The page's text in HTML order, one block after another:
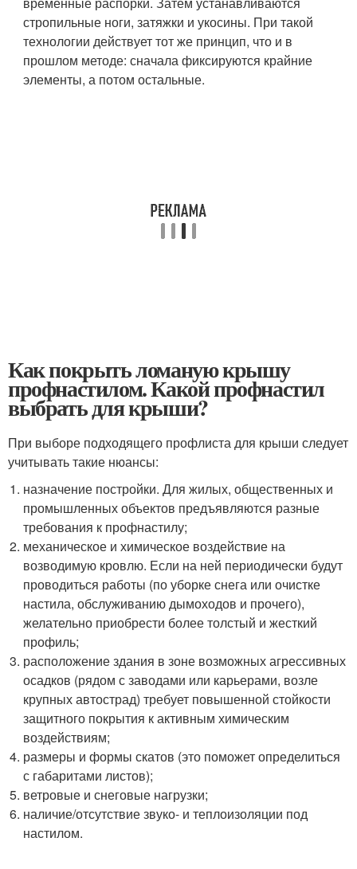
стропильные ноги, затяжки и укосины. При такой
технологии действует тот же принцип, что и в
прошлом методе: сначала фиксируются крайние
элементы, а потом остальные.
Как покрыть ломаную крышу
профнастилом. Какой профнастил
выбрать для крыши?
При выборе подходящего профлиста для крыши следует
учитывать такие нюансы:
назначение постройки. Для жилых, общественных и
промышленных объектов предъявляются разные
требования к профнастилу;
механическое и химическое воздействие на
возводимую кровлю. Если на ней периодически будут
проводиться работы (по уборке снега или очистке
настила, обслуживанию дымоходов и прочего),
желательно приобрести более толстый и жесткий
профиль;
расположение здания в зоне возможных агрессивных
осадков (рядом с заводами или карьерами, возле
крупных автострад) требует повышенной стойкости
защитного покрытия к активным химическим
воздействиям;
размеры и формы скатов (это поможет определиться
с габаритами листов);
ветровые и снеговые нагрузки;
наличие/отсутствие звуко- и теплоизоляции под
настилом.